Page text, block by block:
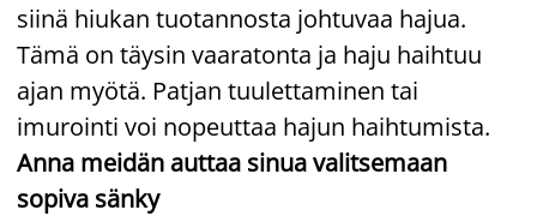
siinä hiukan tuotannosta johtuvaa hajua.
Tämä on täysin vaaratonta ja haju haihtuu
ajan myötä. Patjan tuulettaminen tai
imurointi voi nopeuttaa hajun haihtumista.
Anna meidän auttaa sinua valitsemaan
sopiva sänky